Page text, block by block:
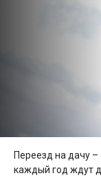
Переезд на дачу –
каждый год ждут